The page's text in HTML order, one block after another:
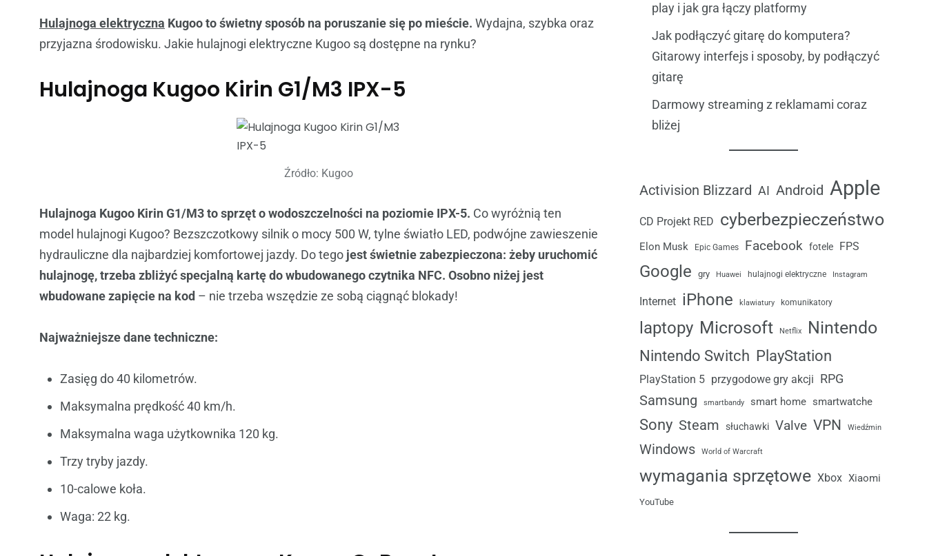
Hulajnoga elektryczna Kugoo to świetny sposób na poruszanie się po mieście. Wydajna, szybka oraz
przyjazna środowisku. Jakie hulajnogi elektryczne Kugoo są dostępne na rynku?
Hulajnoga Kugoo Kirin G1/M3 IPX-5
Źródło: Kugoo
Hulajnoga Kugoo Kirin G1/M3 to sprzęt o wodoszczelności na poziomie IPX-5. Co wyróżnią ten
model hulajnogi Kugoo? Bezszczotkowy silnik o mocy 500 W, tylne światło LED, podwójne zawieszenie
hydrauliczne dla najbardziej komfortowej jazdy. Do tego jest świetnie zabezpieczona: żeby uruchomić
hulajnogę, trzeba zbliżyć specjalną kartę do wbudowanego czytnika NFC. Osobno niżej jest
wbudowane zapięcie na kod – nie trzeba wszędzie ze sobą ciągnąć blokady!
Najważniejsze dane techniczne:
Zasięg do 40 kilometrów.
Maksymalna prędkość 40 km/h.
Maksymalna waga użytkownika 120 kg.
Trzy tryby jazdy.
10-calowe koła.
Waga: 22 kg.
play i jak gra łączy platformy
Jak podłączyć gitarę do komputera?
Gitarowy interfejs i sposoby, by podłączyć
gitarę
Darmowy streaming z reklamami coraz
bliżej
Activision Blizzard AI Android Apple
CD Projekt RED cyberbezpieczeństwo
Elon Musk Epic Games Facebook fotele FPS
Google gry Huawei hulajnogi elektryczne Instagram
Internet iPhone klawiatury komunikatory
laptopy Microsoft Netflix Nintendo
Nintendo Switch PlayStation
PlayStation 5 przygodowe gry akcji RPG
Samsung smartbandy smart home smartwatche
Sony Steam słuchawki Valve VPN Wiedźmin
Windows World of Warcraft
wymagania sprzętowe Xbox Xiaomi
YouTube